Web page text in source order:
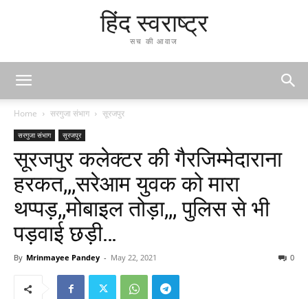
हिंद स्वराष्ट्र
सच की आवाज
Home सरगुजा संभाग सूरजपुर
सरगुजा संभाग सूरजपुर
सूरजपुर कलेक्टर की गैरजिम्मेदाराना
हरकत,,,सरेआम युवक को मारा
थप्पड़,,मोबाइल तोड़ा,,, पुलिस से भी
पड़वाई छड़ी…
By Mrinmayee Pandey - May 22, 2021 0